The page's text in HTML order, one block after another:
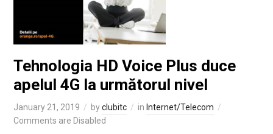
Tehnologia HD Voice Plus duce
apelul 4G la următorul nivel
January 21, 2019 byclubitc in Internet/Telecom
Comments are Disabled